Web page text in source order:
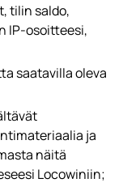
tilin saldo,
IP-osoitteesi,
saatavilla oleva
ja
näitä
Locowiniin;